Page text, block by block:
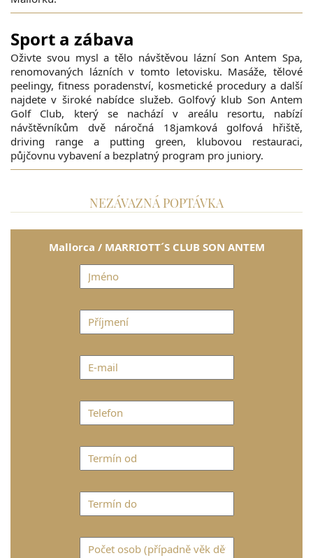
Sport a zábava
Oživte svou mysl a tělo návštěvou lázní Son Antem Spa,
renomovaných lázních v tomto letovisku. Masáže, tělové
peelingy, fitness poradenství, kosmetické procedury a další
najdete v široké nabídce služeb. Golfový klub Son Antem
Golf Club, který se nachází v areálu resortu, nabízí
návštěvníkům dvě náročná 18jamková golfová hřiště,
driving range a putting green, klubovou restauraci,
půjčovnu vybavení a bezplatný program pro juniory.
NEZÁVAZNÁ POPTÁVKA
Mallorca / MARRIOTT´S CLUB SON ANTEM